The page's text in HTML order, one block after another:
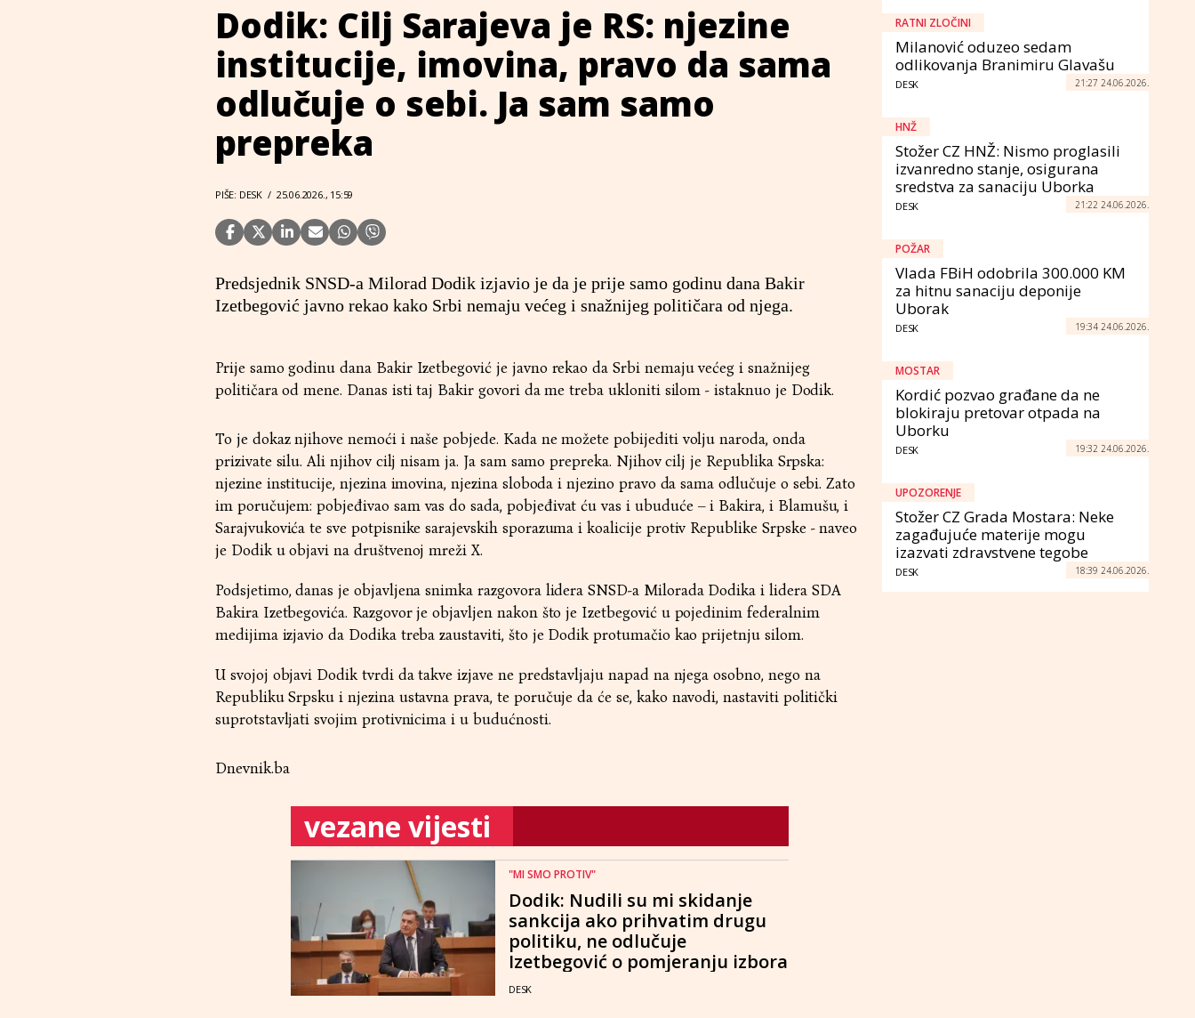
Dodik: Cilj Sarajeva je RS: njezine
institucije, imovina, pravo da sama
odlučuje o sebi. Ja sam samo
prepreka
PIŠE: DESK / 25.06.2026., 15:59
Predsjednik SNSD-a Milorad Dodik izjavio je da je prije samo godinu dana Bakir
Izetbegović javno rekao kako Srbi nemaju većeg i snažnijeg političara od njega.
Prije samo godinu dana Bakir Izetbegović je javno rekao da Srbi nemaju većeg i snažnijeg
političara od mene. Danas isti taj Bakir govori da me treba ukloniti silom - istaknuo je Dodik.
To je dokaz njihove nemoći i naše pobjede. Kada ne možete pobijediti volju naroda, onda
prizivate silu. Ali njihov cilj nisam ja. Ja sam samo prepreka. Njihov cilj je Republika Srpska:
njezine institucije, njezina imovina, njezina sloboda i njezino pravo da sama odlučuje o sebi. Zato
im poručujem: pobjeđivao sam vas do sada, pobjeđivat ću vas i ubuduće – i Bakira, i Blamušu, i
Sarajvukovića te sve potpisnike sarajevskih sporazuma i koalicije protiv Republike Srpske - naveo
je Dodik u objavi na društvenoj mreži X.
Podsjetimo, danas je objavljena snimka razgovora lidera SNSD-a Milorada Dodika i lidera SDA
Bakira Izetbegovića. Razgovor je objavljen nakon što je Izetbegović u pojedinim federalnim
medijima izjavio da Dodika treba zaustaviti, što je Dodik protumačio kao prijetnju silom.
U svojoj objavi Dodik tvrdi da takve izjave ne predstavljaju napad na njega osobno, nego na
Republiku Srpsku i njezina ustavna prava, te poručuje da će se, kako navodi, nastaviti politički
suprotstavljati svojim protivnicima i u budućnosti.
Dnevnik.ba
vezane vijesti
"MI SMO PROTIV"
Dodik: Nudili su mi skidanje
sankcija ako prihvatim drugu
politiku, ne odlučuje
Izetbegović o pomjeranju izbora
DESK
RATNI ZLOČINI
Milanović oduzeo sedam
odlikovanja Branimiru Glavašu
DESK 21:27 24.06.2026.
HNŽ
Stožer CZ HNŽ: Nismo proglasili
izvanredno stanje, osigurana
sredstva za sanaciju Uborka
DESK 21:22 24.06.2026.
POŽAR
Vlada FBiH odobrila 300.000 KM
za hitnu sanaciju deponije
Uborak
DESK 19:34 24.06.2026.
MOSTAR
Kordić pozvao građane da ne
blokiraju pretovar otpada na
Uborku
DESK 19:32 24.06.2026.
UPOZORENJE
Stožer CZ Grada Mostara: Neke
zagađujuće materije mogu
izazvati zdravstvene tegobe
DESK 18:39 24.06.2026.